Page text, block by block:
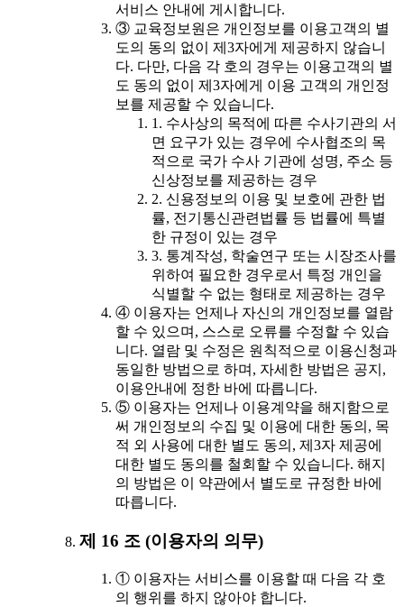
서비스 안내에 게시합니다.
③ 교육정보원은 개인정보를 이용고객의 별
도의 동의 없이 제3자에게 제공하지 않습니
다. 다만, 다음 각 호의 경우는 이용고객의 별
도 동의 없이 제3자에게 이용 고객의 개인정
보를 제공할 수 있습니다.
1. 수사상의 목적에 따른 수사기관의 서
면 요구가 있는 경우에 수사협조의 목
적으로 국가 수사 기관에 성명, 주소 등
신상정보를 제공하는 경우
2. 신용정보의 이용 및 보호에 관한 법
률, 전기통신관련법률 등 법률에 특별
한 규정이 있는 경우
3. 통계작성, 학술연구 또는 시장조사를
위하여 필요한 경우로서 특정 개인을
식별할 수 없는 형태로 제공하는 경우
④ 이용자는 언제나 자신의 개인정보를 열람
할 수 있으며, 스스로 오류를 수정할 수 있습
니다. 열람 및 수정은 원칙적으로 이용신청과
동일한 방법으로 하며, 자세한 방법은 공지,
이용안내에 정한 바에 따릅니다.
⑤ 이용자는 언제나 이용계약을 해지함으로
써 개인정보의 수집 및 이용에 대한 동의, 목
적 외 사용에 대한 별도 동의, 제3자 제공에
대한 별도 동의를 철회할 수 있습니다. 해지
의 방법은 이 약관에서 별도로 규정한 바에
따릅니다.
제 16 조 (이용자의 의무)
① 이용자는 서비스를 이용할 때 다음 각 호
의 행위를 하지 않아야 합니다.